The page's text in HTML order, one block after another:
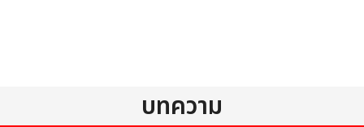
บทความ